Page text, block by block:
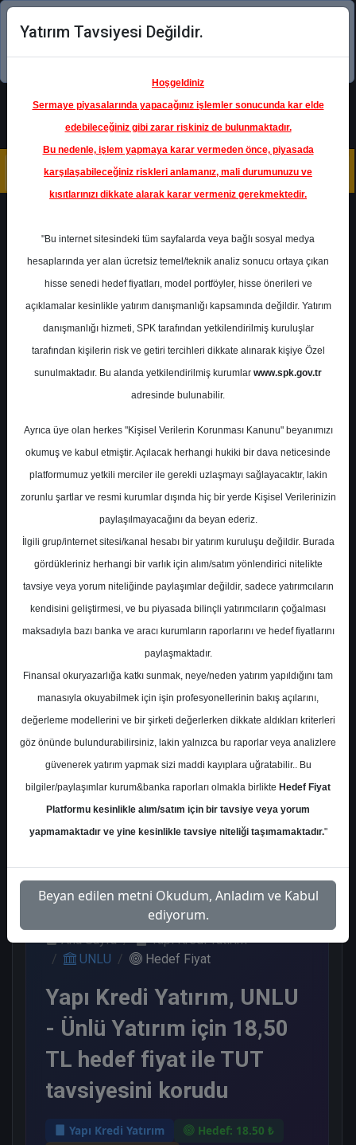
Şimdi uygulamayı indirin!
UNLU- UNLU YATIRIM HOLDING
Hedef Fiyat 18.50 ₺
Getiri
%68.18
0 0
En Yüksek Tahmin
Ortalama Fiyat Tahmini
Ortalama Getiri Potansiyeli
Kurum Sayısı
1
1
Ana Sayfa
Yapı Kredi Yatırım
UNLU
Hedef Fiyat
Yapı Kredi Yatırım, UNLU
- Ünlü Yatırım için 18,50
TL hedef fiyat ile TUT
tavsiyesini korudu
Yapı Kredi Yatırım
Hedef: 18.50 ₺
Yatırım Tavsiyesi Değildir.
Hoşgeldiniz
Sermaye piyasalarında yapacağınız işlemler sonucunda kar elde
edebileceğiniz gibi zarar riskiniz de bulunmaktadır.
Bu nedenle, işlem yapmaya karar vermeden önce, piyasada
karşılaşabileceğiniz riskleri anlamanız, mali durumunuzu ve
kısıtlarınızı dikkate alarak karar vermeniz gerekmektedir.
"Bu internet sitesindeki tüm sayfalarda veya bağlı sosyal medya
hesaplarında yer alan ücretsiz temel/teknik analiz sonucu ortaya çıkan
hisse senedi hedef fiyatları, model portföyler, hisse önerileri ve
açıklamalar kesinlikle yatırım danışmanlığı kapsamında değildir. Yatırım
danışmanlığı hizmeti, SPK tarafından yetkilendirilmiş kuruluşlar
tarafından kişilerin risk ve getiri tercihleri dikkate alınarak kişiye Özel
sunulmaktadır. Bu alanda yetkilendirilmiş kurumlar www.spk.gov.tr
adresinde bulunabilir.
Ayrıca üye olan herkes "Kişisel Verilerin Korunması Kanunu" beyanımızı
okumuş ve kabul etmiştir. Açılacak herhangi hukiki bir dava neticesinde
platformumuz yetkili merciler ile gerekli uzlaşmayı sağlayacaktır, lakin
zorunlu şartlar ve resmi kurumlar dışında hiç bir yerde Kişisel Verilerinizin
paylaşılmayacağını da beyan ederiz.
İlgili grup/internet sitesi/kanal hesabı bir yatırım kuruluşu değildir. Burada
gördükleriniz herhangi bir varlık için alım/satım yönlendirici nitelikte
tavsiye veya yorum niteliğinde paylaşımlar değildir, sadece yatırımcıların
kendisini geliştirmesi, ve bu piyasada bilinçli yatırımcıların çoğalması
maksadıyla bazı banka ve aracı kurumların raporlarını ve hedef fiyatlarını
paylaşmaktadır.
Finansal okuryazarlığa katkı sunmak, neye/neden yatırım yapıldığını tam
manasıyla okuyabilmek için işin profesyonellerinin bakış açılarını,
değerleme modellerini ve bir şirketi değerlerken dikkate aldıkları kriterleri
göz önünde bulundurabilirsiniz, lakin yalnızca bu raporlar veya analizlere
güvenerek yatırım yapmak sizi maddi kayıplara uğratabilir.. Bu
bilgiler/paylaşımlar kurum&banka raporları olmakla birlikte Hedef Fiyat
Platformu kesinlikle alım/satım için bir tavsiye veya yorum
yapmamaktadır ve yine kesinlikle tavsiye niteliği taşımamaktadır."
Beyan edilen metni Okudum, Anladım ve Kabul
ediyorum.